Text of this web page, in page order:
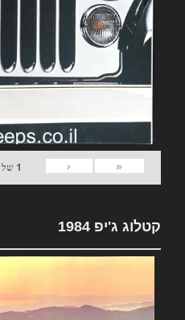
«
‹
1 של
קטלוג ג'יפ 1984